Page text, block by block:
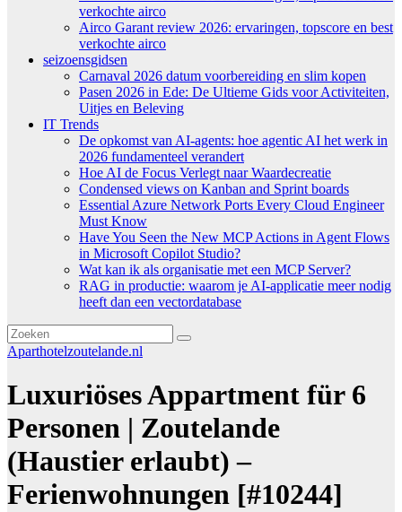
verkochte airco
Airco Garant review 2026: ervaringen, topscore en best
verkochte airco
seizoensgidsen
Carnaval 2026 datum voorbereiding en slim kopen
Pasen 2026 in Ede: De Ultieme Gids voor Activiteiten,
Uitjes en Beleving
IT Trends
De opkomst van AI-agents: hoe agentic AI het werk in
2026 fundamenteel verandert
Hoe AI de Focus Verlegt naar Waardecreatie
Condensed views on Kanban and Sprint boards
Essential Azure Network Ports Every Cloud Engineer
Must Know
Have You Seen the New MCP Actions in Agent Flows
in Microsoft Copilot Studio?
Wat kan ik als organisatie met een MCP Server?
RAG in productie: waarom je AI-applicatie meer nodig
heeft dan een vectordatabase
Aparthotelzoutelande.nl
Luxuriöses Appartment für 6
Personen | Zoutelande
(Haustier erlaubt) –
Ferienwohnungen [#10244]